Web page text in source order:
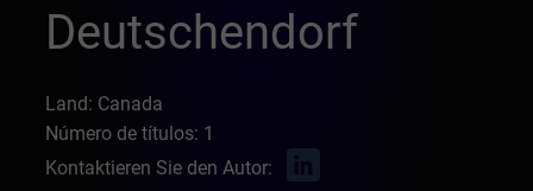
Deutschendorf
Land: Canada
Número de títulos: 1
Kontaktieren Sie den Autor: